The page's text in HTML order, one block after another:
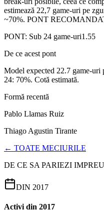
estimează 22,7 game-uri pe
~70%. PONT
PONT: Sub 24 game-uri1.55
De ce acest pont
Model expected 22.7 game-
24: 70%. Cotă estimată.
Formă recentă
Pablo Llamas Ruiz
Thiago Agustin Tirante
← TOATE MECIURILE
DE CE SA PARIEZI
DIN 2017
Activi din 2017